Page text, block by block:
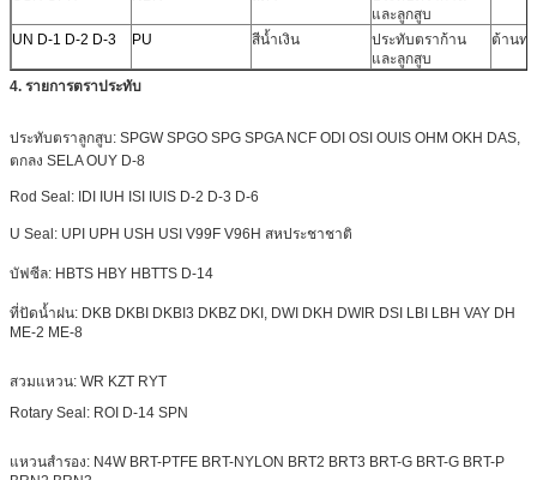
และลูกสูบ
UN D-1 D-2 D-3
PU สีน้ำเงิน
ประทับตราก้าน
และลูกสูบ
ต้านท
4. รายการตราประทับ
ประทับตราลูกสูบ: SPGW SPGO SPG SPGA NCF ODI OSI OUIS OHM OKH DAS,
ตกลง SELA OUY D-8
Rod Seal: IDI IUH ISI IUIS D-2 D-3 D-6
U Seal: UPI UPH USH USI V99F V96H สหประชาชาติ
บัฟซีล: HBTS HBY HBTTS D-14
ที่ปัดน้ำฝน: DKB DKBI DKBI3 DKBZ DKI, DWI DKH DWIR DSI LBI LBH VAY DH
ME-2 ME-8
สวมแหวน: WR KZT RYT
Rotary Seal: ROI D-14 SPN
แหวนสำรอง: N4W BRT-PTFE BRT-NYLON BRT2 BRT3 BRT-G BRT-G BRT-P